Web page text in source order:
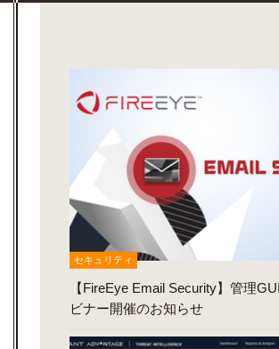
セキュリティ
【FireEye Email Security】管理
ビナー開催のお知らせ